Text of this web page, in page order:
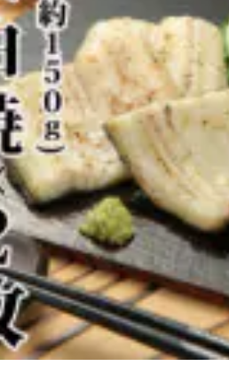
ている返礼品
税徹底比較
シミュレーション
者版